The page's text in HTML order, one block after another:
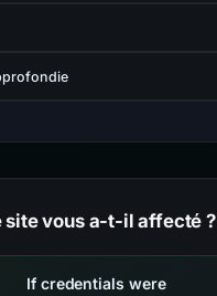
site vous a-t-il affecté ?
If credentials were